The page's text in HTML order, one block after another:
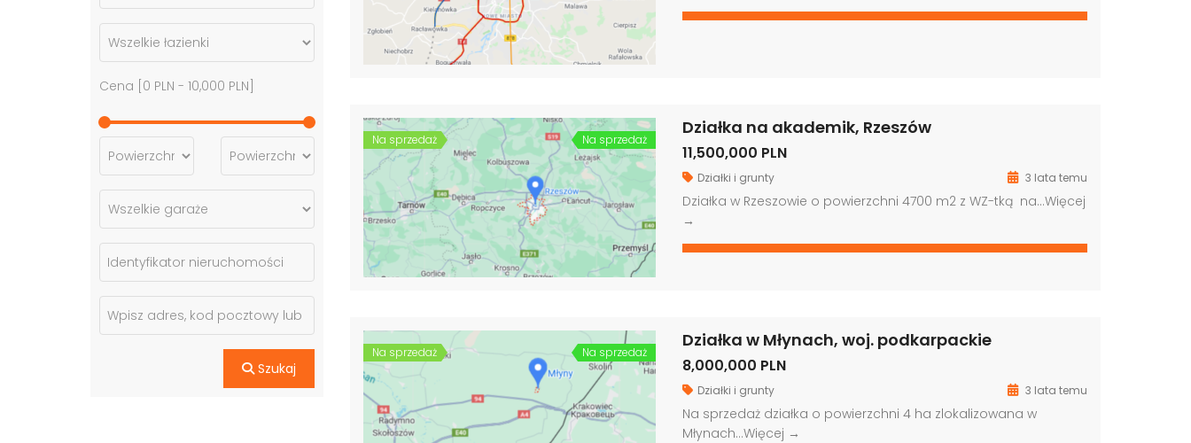
Na sprzedaż Na sprzedaż
Działka na akademik, Rzeszów
11,500,000 PLN
Działki i grunty 3 lata temu
Działka w Rzeszowie o powierzchni 4700 m2 z WZ-tką na…Więcej
→
Na sprzedaż Na sprzedaż
Działka w Młynach, woj. podkarpackie
8,000,000 PLN
Działki i grunty 3 lata temu
Na sprzedaż działka o powierzchni 4 ha zlokalizowana w
Młynach…Więcej →
Cena [ 0 PLN - 10,000 PLN
Szukaj